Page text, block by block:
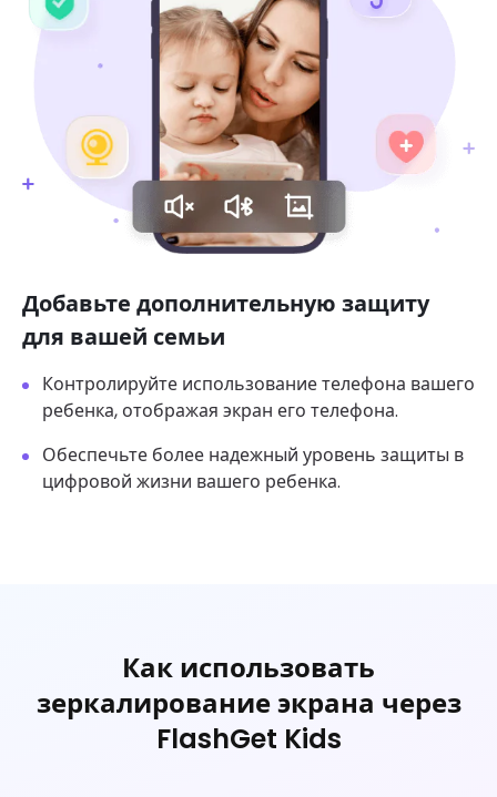
Добавьте дополнительную защиту
для вашей семьи
Контролируйте использование телефона вашего
ребенка, отображая экран его телефона.
Обеспечьте более надежный уровень защиты в
цифровой жизни вашего ребенка.
Как использовать
зеркалирование экрана через
FlashGet Kids